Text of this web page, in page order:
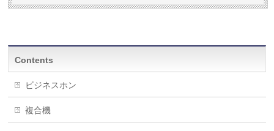
Contents
ビジネスホン
複合機